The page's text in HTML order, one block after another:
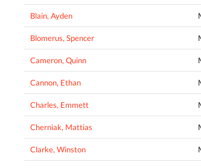
Blain, Ayden
Blomerus, Spencer
Cameron, Quinn
Cannon, Ethan
Charles, Emmett
Cherniak, Mattias
Clarke, Winston